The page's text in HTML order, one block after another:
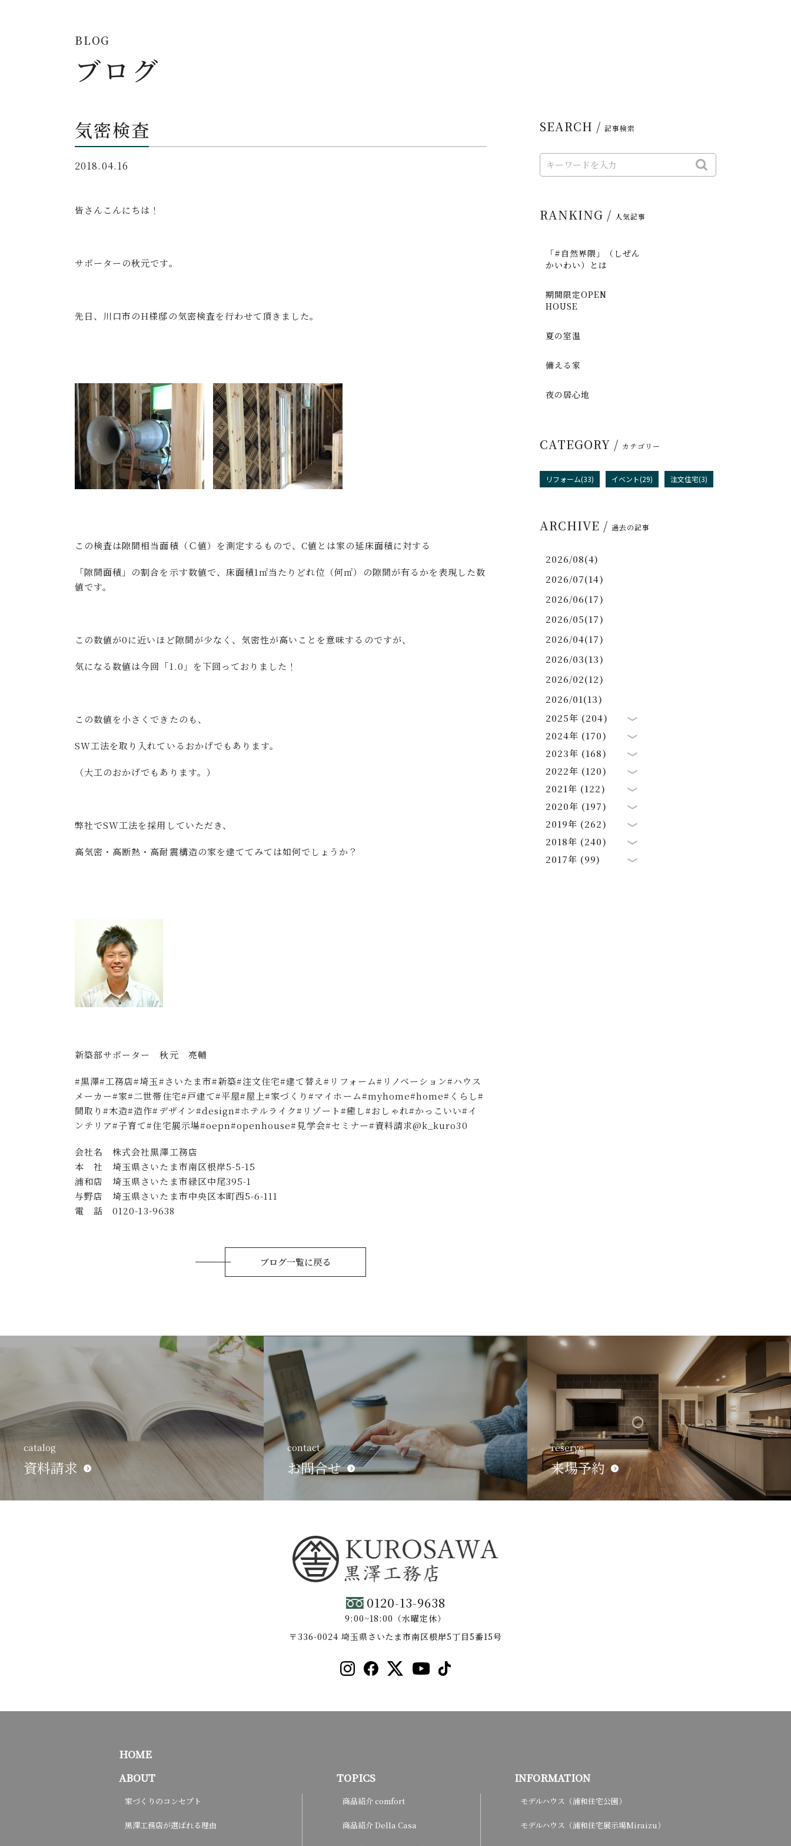
BLOG
ブログ
気密検査
2018.04.16
皆さんこんにちは！
サポーターの秋元です。
先日、川口市のH様邸の気密検査を行わせて頂きました。
この検査は隙間相当面積（Ｃ値）を測定するもので、C値とは家の延床面積に対する
「隙間面積」の割合を示す数値で、床面積1㎡当たりどれ位（何㎡）の隙間が有るかを表現した数
値です。
この数値が0に近いほど隙間が少なく、気密性が高いことを意味するのですが、
気になる数値は今回「1.0」を下回っておりました！
この数値を小さくできたのも、
SW工法を取り入れているおかげでもあります。
（大工のおかげでもあります。）
弊社でSW工法を採用していただき、
高気密・高断熱・高耐震構造の家を建ててみては如何でしょうか？
新築部サポーター 秋元 亮輔
#黒澤#工務店#埼玉#さいたま市#新築#注文住宅#建て替え#リフォーム#リノベーション#ハウス
メーカー#家#二世帯住宅#戸建て#平屋#屋上#家づくり#マイホーム#myhome#home#くらし#
間取り#木造#造作#デザイン#design#ホテルライク#リゾート#癒し#おしゃれ#かっこいい#イ
ンテリア#子育て#住宅展示場#oepn#openhouse#見学会#セミナー#資料請求@k_kuro30
会社名 株式会社黒澤工務店
本 社 埼玉県さいたま市南区根岸5-5-15
浦和店 埼玉県さいたま市緑区中尾395-1
与野店 埼玉県さいたま市中央区本町西5-6-111
電 話 0120-13-9638
ブログ一覧に戻る
SEARCH / 記事検索
RANKING / 人気記事
「#自然界隈」（しぜん
かいわい）とは
期間限定OPEN
HOUSE
夏の室温
備える家
夜の居心地
CATEGORY / カテゴリー
リフォーム(33) イベント(29) 注文住宅(3)
ARCHIVE / 過去の記事
2026/08(4)
2026/07(14)
2026/06(17)
2026/05(17)
2026/04(17)
2026/03(13)
2026/02(12)
2026/01(13)
2025年 (204)
2024年 (170)
2023年 (168)
2022年 (120)
2021年 (122)
2020年 (197)
2019年 (262)
2018年 (240)
2017年 (99)
catalog
資料請求
contact
お問合せ
reserve
来場予約
0120-13-9638
9:00~18:00（水曜定休）
〒336-0024 埼玉県さいたま市南区根岸5丁目5番15号
HOME
ABOUT
家づくりのコンセプト
黒澤工務店が選ばれる理由
TOPICS
商品紹介 comfort
商品紹介 Della Casa
INFORMATION
モデルハウス（浦和住宅公園）
モデルハウス（浦和住宅展示場Miraizu）